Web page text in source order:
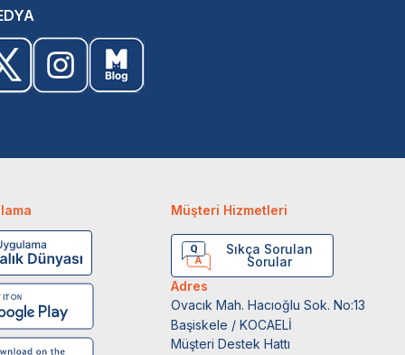
Müşteri Hizmetleri
Sıkça Sorulan
Sorular
Adres
Ovacık Mah. Hacıoğlu Sok. No:13
Başiskele / KOCAELİ
Müşteri Destek Hattı